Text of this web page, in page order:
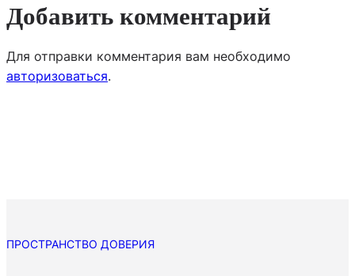
Добавить комментарий
Для отправки комментария вам необходимо
авторизоваться.
ПРОСТРАНСТВО ДОВЕРИЯ